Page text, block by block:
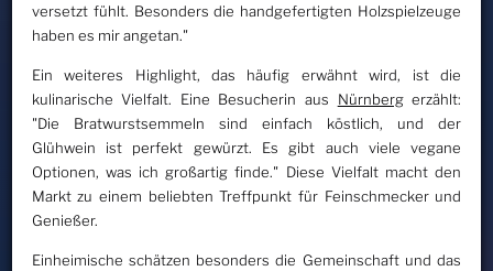
versetzt fühlt. Besonders die handgefertigten Holzspielzeuge
haben es mir angetan."
Ein weiteres Highlight, das häufig erwähnt wird, ist die
kulinarische Vielfalt. Eine Besucherin aus Nürnbergerzählt:
"Die Bratwurstsemmeln sind einfach köstlich, und der
Glühwein ist perfekt gewürzt. Es gibt auch viele vegane
Optionen, was ich großartig finde." Diese Vielfalt macht den
Markt zu einem beliebten Treffpunkt für Feinschmecker und
Genießer.
Einheimische schätzen besonders die Gemeinschaft und das